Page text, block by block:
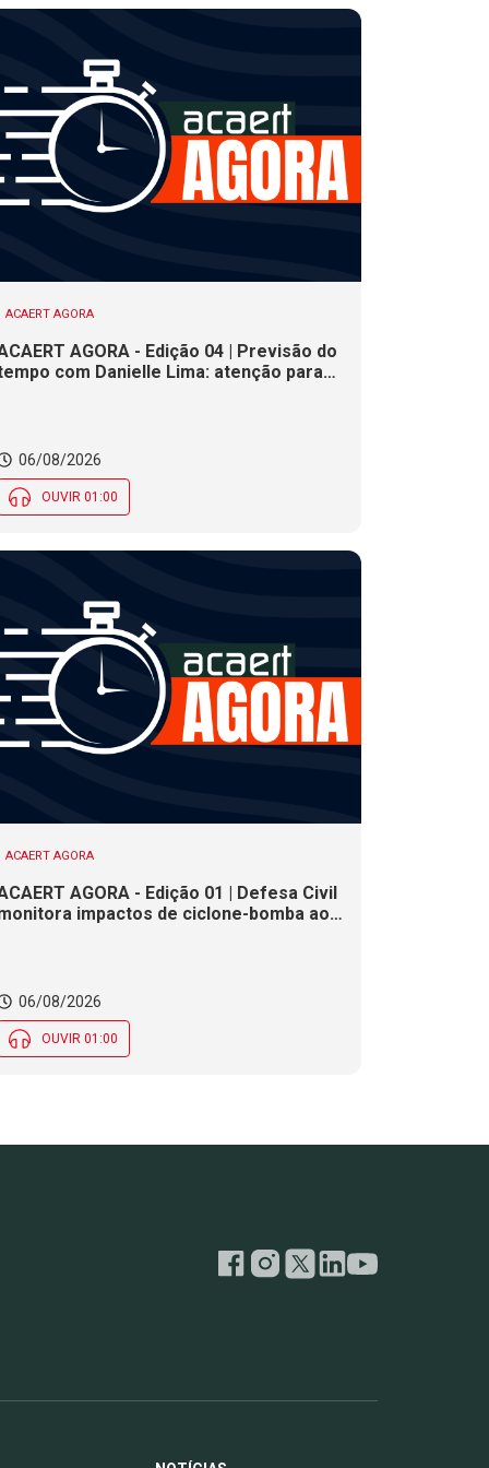
ACAERT AGORA
AGORA - Edição 04 | Previsão do
com Danielle Lima: atenção para
06/08/2026
OUVIR 01:00
ACAERT AGORA
AGORA - Edição 01 | Defesa Civil
impactos de ciclone-bomba ao
inscrições para processo
nesta quinta (6)
06/08/2026
OUVIR 01:00